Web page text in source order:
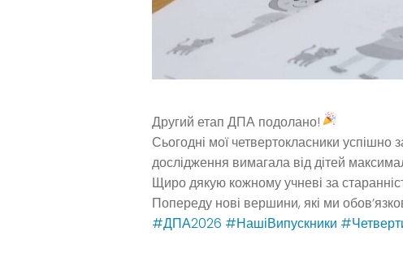
Другий етап ДПА подолано!
Сьогодні мої четвертокласники успішно
дослідження вимагала від дітей
Щиро дякую кожному учневі за
Попереду нові вершини, які ми
#ДПА2026 #НашіВипускники